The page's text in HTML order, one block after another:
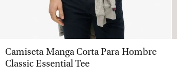
VISTA RÁPIDA
Camiseta Manga Corta Para Hombre
Classic Essential Tee